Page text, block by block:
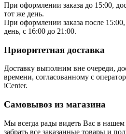
При оформлении заказа до 15:00,
тот же день.
При оформлении заказа после
день, с 16:00 до 21:00.
Приоритетная доставка
Доставку выполним вне очереди,
времени, согласованному с
iCenter.
Самовывоз из магазина
Мы всегда рады видеть Вас в нашем
забрать все заказанные товары и